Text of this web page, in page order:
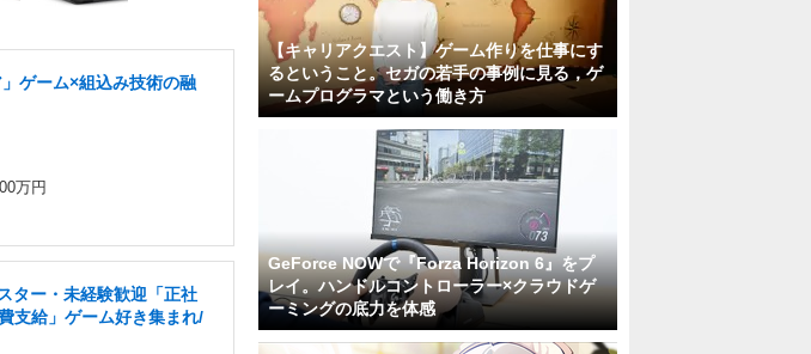
」ゲーム×組込み技術の融
万円
ター・未経験歓迎「正社
支給」ゲーム好き集まれ/
【キャリアクエスト】ゲーム作りを仕事にす
るということ。セガの若手の事例に見る，ゲ
ームプログラマという働き方
GeForce NOWで『Forza Horizon 6』をプ
レイ。ハンドルコントローラー×クラウドゲ
ーミングの底力を体感